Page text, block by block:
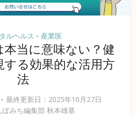
ルヘルス • 産業医
本当に意味ない？健
する効果的な活用方
法
最終更新日：2025年10月27日
ぽみち編集部 秋本雄基